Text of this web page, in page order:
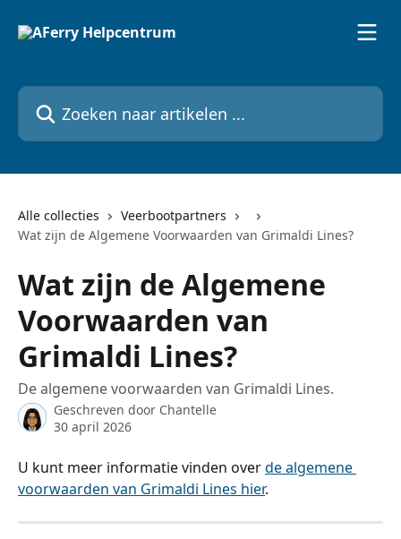
Zoeken naar artikelen ...
Alle collecties
Veerbootpartners
Wat zijn de Algemene Voorwaarden van Grimaldi Lines?
Wat zijn de Algemene
Voorwaarden van
Grimaldi Lines?
De algemene voorwaarden van Grimaldi Lines.
Geschreven door Chantelle
30 april 2026
U kunt meer informatie vinden over de algemene
voorwaarden van Grimaldi Lines hier.